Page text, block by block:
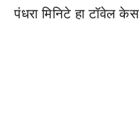
पंधरा मिनिटे हा टॉवेल